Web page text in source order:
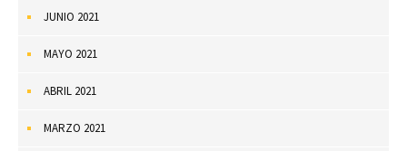
JUNIO 2021
MAYO 2021
ABRIL 2021
MARZO 2021